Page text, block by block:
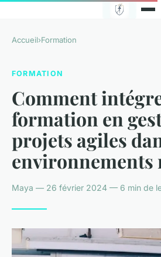
Accueil›Formation
FORMATION
Comment
formation en
projets agiles
environnements
Maya — 26 février 2024 — 6 min de